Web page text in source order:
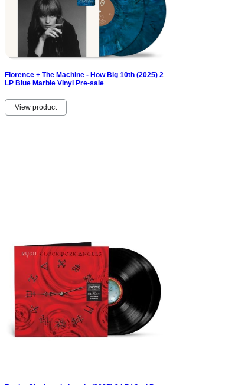
Florence + The Machine - How Big 10th (2025) 2
LP Blue Marble Vinyl Pre-sale
View product